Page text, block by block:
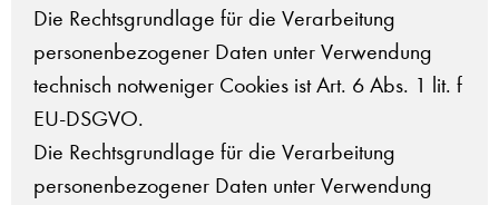
Die Rechtsgrundlage für die Verarbeitung
personenbezogener Daten unter Verwendung
technisch notweniger Cookies ist Art. 6 Abs. 1 lit. f
EU-DSGVO.
Die Rechtsgrundlage für die Verarbeitung
personenbezogener Daten unter Verwendung